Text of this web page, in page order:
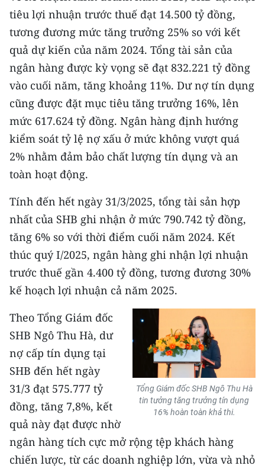
ENGLISH
中文
FRANÇAIS
РУССКИЙ
ESPAÑOL
한국어
tiêu lợi nhuận trước thuế đạt 14.500 tỷ đồng,
tương đương mức tăng trưởng 25% so với kết
quả dự kiến của năm 2024. Tổng tài sản của
ngân hàng được kỳ vọng sẽ đạt 832.221 tỷ đồng
vào cuối năm, tăng khoảng 11%. Dư nợ tín dụng
cũng được đặt mục tiêu tăng trưởng 16%, lên
mức 617.624 tỷ đồng. Ngân hàng định hướng
kiểm soát tỷ lệ nợ xấu ở mức không vượt quá
2% nhằm đảm bảo chất lượng tín dụng và an
toàn hoạt động.
Tính đến hết ngày 31/3/2025, tổng tài sản hợp
nhất của SHB ghi nhận ở mức 790.742 tỷ đồng,
tăng 6% so với thời điểm cuối năm 2024. Kết
thúc quý I/2025, ngân hàng ghi nhận lợi nhuận
trước thuế gần 4.400 tỷ đồng, tương đương 30%
kế hoạch lợi nhuận cả năm 2025.
Tổng Giám đốc SHB Ngô Thu Hà
tin tưởng tăng trưởng tín dụng
16% hoàn toàn khả thi.
Theo Tổng Giám đốc
SHB Ngô Thu Hà, dư
nợ cấp tín dụng tại
SHB đến hết ngày
31/3 đạt 575.777 tỷ
đồng, tăng 7,8%, kết
quả này đạt được nhờ
ngân hàng tích cực mở rộng tệp khách hàng
chiến lược, từ các doanh nghiệp lớn, vừa và nhỏ